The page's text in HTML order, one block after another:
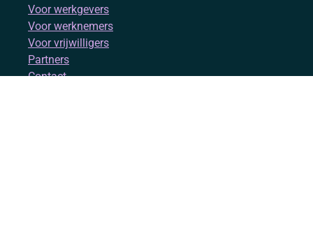
Voor werkgevers
Voor werknemers
Voor vrijwilligers
Partners
Contact